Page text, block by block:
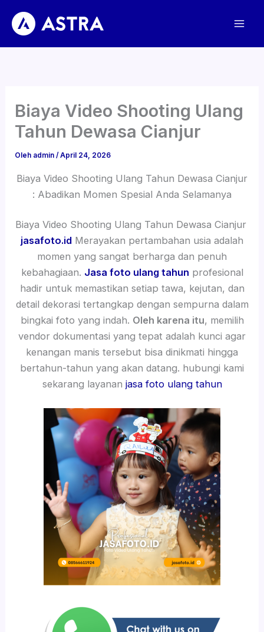
konten
Biaya Video Shooting Ulang
Tahun Dewasa Cianjur
Oleh admin/April 24, 2026
Biaya Video Shooting Ulang Tahun Dewasa Cianjur
: Abadikan Momen Spesial Anda Selamanya
Biaya Video Shooting Ulang Tahun Dewasa Cianjur
jasafoto.id Merayakan pertambahan usia adalah
momen yang sangat berharga dan penuh
kebahagiaan. Jasa foto ulang tahun profesional
hadir untuk memastikan setiap tawa, kejutan, dan
detail dekorasi tertangkap dengan sempurna dalam
bingkai foto yang indah. Oleh karena itu, memilih
vendor dokumentasi yang tepat adalah kunci agar
kenangan manis tersebut bisa dinikmati hingga
bertahun-tahun yang akan datang. hubungi kami
sekarang layanan jasa foto ulang tahun